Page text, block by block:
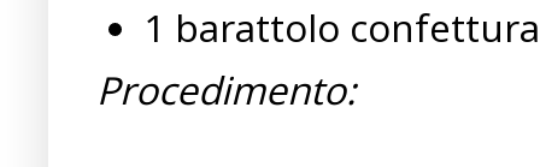
1 barattolo
Procedimento: